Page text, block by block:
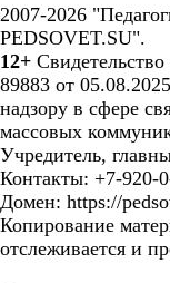
2007-2026
PEDSOVET.SU".
12+
89883 от
надзору в сфере
массовых
Учредитель,
Контакты: +7-920-
Домен: https://
Копирование
отслеживается и